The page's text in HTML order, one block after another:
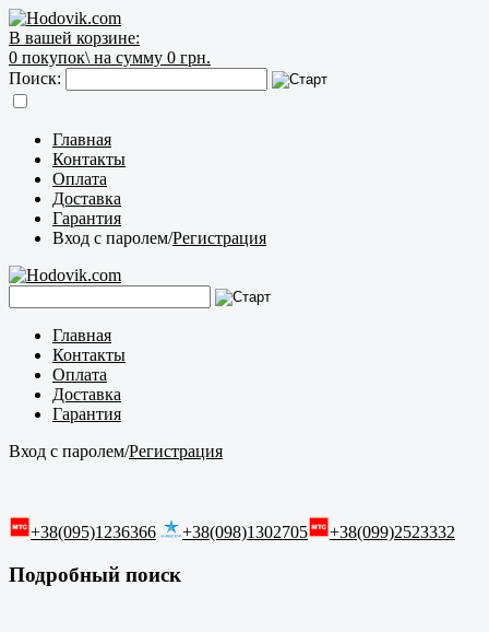
В вашей корзине:
0 покупок\ на сумму 0 грн.
Поиск:
Главная
Контакты
Оплата
Доставка
Гарантия
Вход с паролем/Регистрация
Главная
Контакты
Оплата
Доставка
Гарантия
Вход с паролем/Регистрация
+38(095)1236366 +38(098)1302705 +38(099)2523332
Подробный поиск